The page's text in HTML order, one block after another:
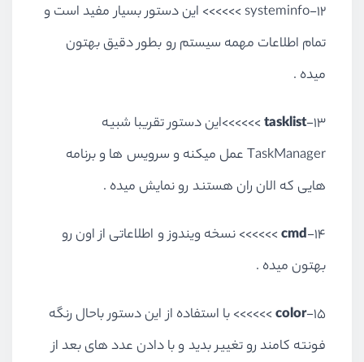
12-systeminfo >>>>>> این دستور بسیار مفید است و
تمام اطلاعات مهمه سیستم رو بطور دقیق بهتون
میده .
13-
tasklist>>>>>>این دستور تقریبا شبیه
TaskManager عمل میکنه و سرویس ها و برنامه
هایی که الان ران هستند رو نمایش میده .
14-
cmd>>>>>> نسخه ویندوز و اطلاعاتی از اون رو
بهتون میده .
15-
color>>>>>> با استفاده از این دستور باحال رنگه
فونته کامند رو تغییر بدید و با دادن عدد های بعد از